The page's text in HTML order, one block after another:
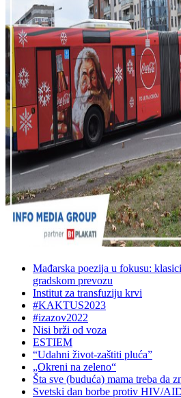
Mađarska poezija u fokusu:
gradskom prevozu
Institut za transfuziju krvi
#KAKTUS2023
#izazov2022
Nisi brži od voza
ESTIEM
“Udahni život-zaštiti pluća”
„Okreni na zeleno“
Šta sve (buduća) mama treba da
Svetski dan borbe protiv HIV/